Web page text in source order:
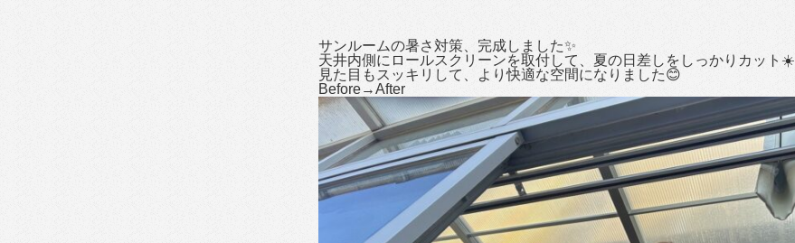
サンルームの暑さ対策、完成しました✨
天井内側にロールスクリーンを取付して、夏の日差しをしっかりカット☀️
見た目もスッキリして、より快適な空間になりました😊
Before→After